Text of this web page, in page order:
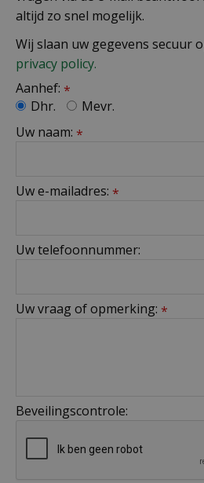
altijd zo snel mogelijk.
Wij slaan uw gegevens secuur
privacy policy.
Aanhef: *
Dhr.
Mevr.
Uw naam: *
Uw e-mailadres: *
Uw telefoonnummer:
Uw vraag of opmerking: *
Beveilingscontrole: